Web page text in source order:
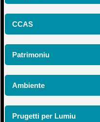
CCAS
Patrimoniu
Ambiente
Prugetti per Lumiu